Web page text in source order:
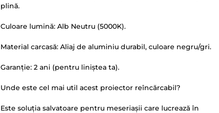
plină.
Culoare lumină: Alb Neutru (5000K).
Material carcasă: Aliaj de aluminiu durabil, culoare negru/gri.
Garanție: 2 ani (pentru liniștea ta).
Unde este cel mai util acest proiector reîncărcabil?
Este soluția salvatoare pentru meseriașii care lucrează în